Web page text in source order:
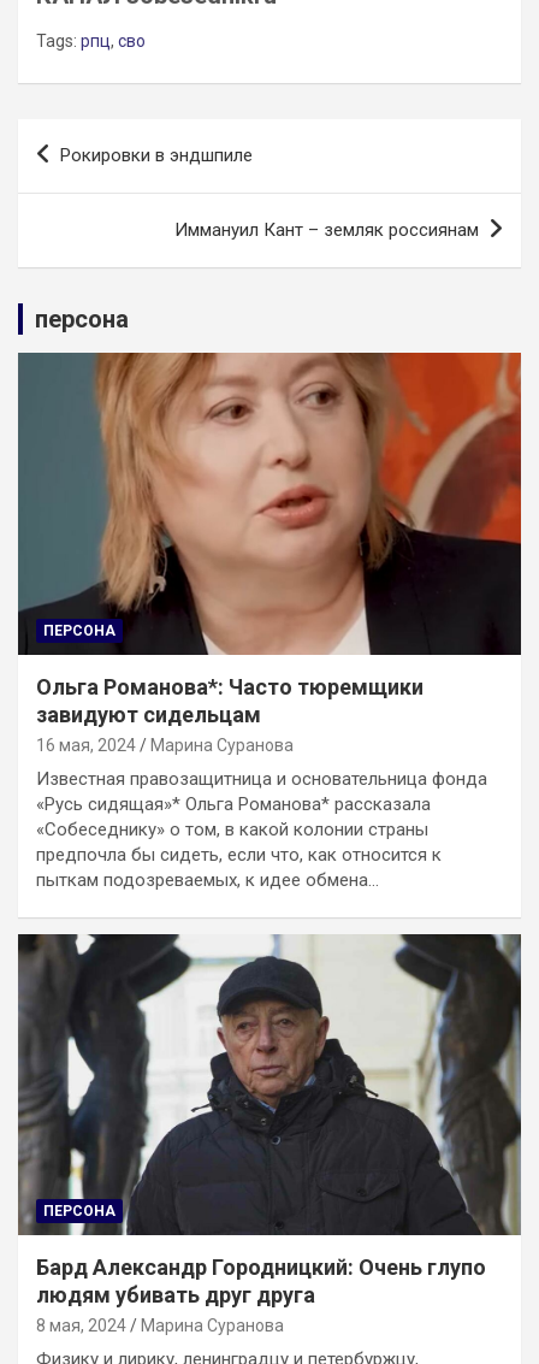
Tags: рпц, сво
Навигация
Рокировки в эндшпиле
Иммануил Кант – земляк россиянам
персона
ПЕРСОНА
Ольга Романова*: Часто тюремщики
завидуют сидельцам
16 мая, 2024 Марина Суранова
Известная правозащитница и основательница фонда
«Русь сидящая»* Ольга Романова* рассказала
«Собеседнику» о том, в какой колонии страны
предпочла бы сидеть, если что, как относится к
пыткам подозреваемых, к идее обмена…
ПЕРСОНА
Бард Александр Городницкий: Очень глупо
людям убивать друг друга
8 мая, 2024 Марина Суранова
Физику и лирику, ленинградцу и петербуржцу,